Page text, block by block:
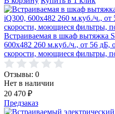
Встраиваемая в шкаф вытяжка
600х482 260 м.куб./ч., от 56 дБ,
скорости, моющиеся фильтры,
Отзывы: 0
Нет в наличии
20 470 ₽
Предзаказ